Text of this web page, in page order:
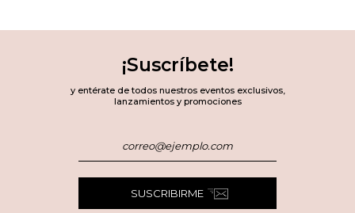
¡Suscríbete!
y entérate de todos nuestros eventos exclusivos,
lanzamientos y promociones
SUSCRIBIRME